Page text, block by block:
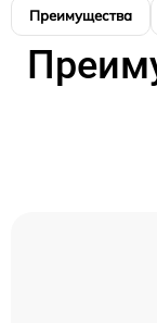
Преимущества